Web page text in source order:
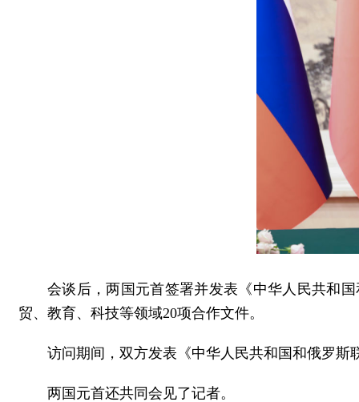
会谈后，两国元首签署并发表《中华人民共和
贸、教育、科技等领域20项合作文件。
访问期间，双方发表《中华人民共和国和俄罗
两国元首还共同会见了记者。